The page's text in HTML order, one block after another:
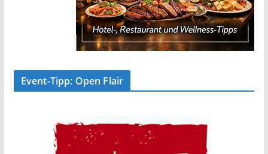
Event-Tipp: Open Flair